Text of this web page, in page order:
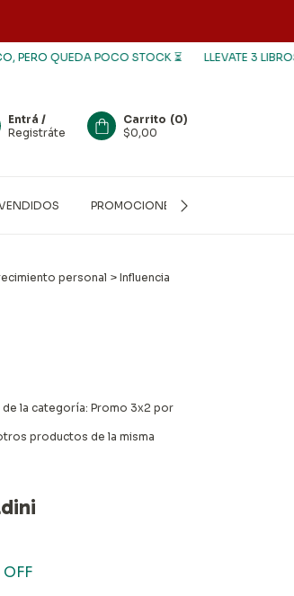
POCO STOCK ⏳ LLEVATE 3 LIBROS Y
Entrá /
Registráte
Carrito (0)
$0,00
PROMOCIONES
personal > Influencia
la categoría: Promo 3x2 por
productos de la misma
OFF